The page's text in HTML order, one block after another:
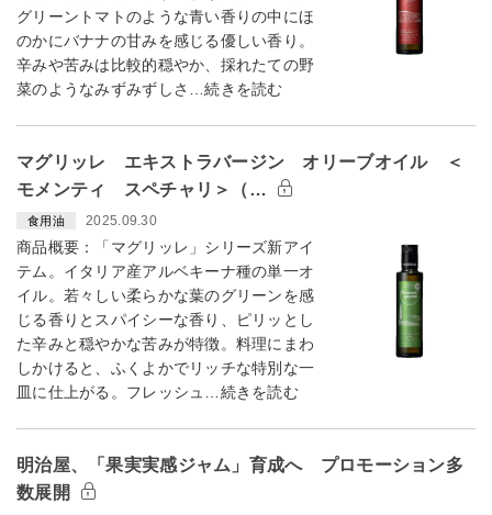
グリーントマトのような青い香りの中にほ
のかにバナナの甘みを感じる優しい香り。
辛みや苦みは比較的穏やか、採れたての野
菜のようなみずみずしさ…続きを読む
マグリッレ エキストラバージン オリーブオイル ＜
モメンティ スペチャリ＞（…
食用油 2025.09.30
商品概要：「マグリッレ」シリーズ新アイ
テム。イタリア産アルベキーナ種の単一オ
イル。若々しい柔らかな葉のグリーンを感
じる香りとスパイシーな香り、ピリッとし
た辛みと穏やかな苦みが特徴。料理にまわ
しかけると、ふくよかでリッチな特別な一
皿に仕上がる。フレッシュ…続きを読む
明治屋、「果実実感ジャム」育成へ プロモーション多
数展開